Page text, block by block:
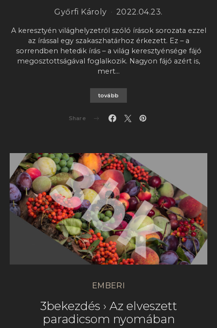
Győrfi Károly 2022.04.23.
A keresztyén világhelyzetről szóló írások sorozata ezzel
az írással egy szakaszhatárhoz érkezett. Ez – a
sorrendben hetedik írás – a világ keresztyénsége fájó
megosztottságával foglalkozik. Nagyon fájó azért is,
mert…
tovább
Share
EMBERI
3bekezdés › Az elveszett
paradicsom nyomában